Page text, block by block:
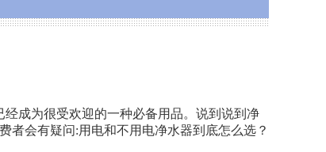
成为很受欢迎的一种必备用品。说到说到净
者会有疑问:用电和不用电净水器到底怎么选？